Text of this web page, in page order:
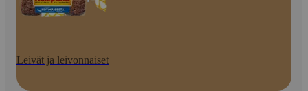
Leivät ja leivonnaiset